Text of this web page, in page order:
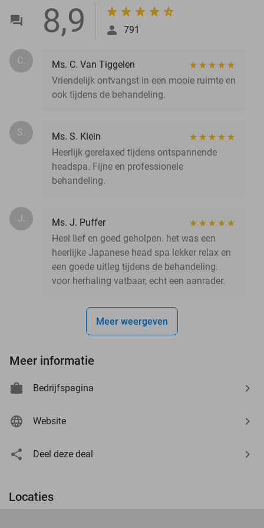
8,9 791
C.
Ms. C. Van Tiggelen
Vriendelijk ontvangst in een mooie ruimte en
ook tijdens de behandeling.
S.
Ms. S. Klein
Heerlijk gerelaxed tijdens ontspannende
headspa. Fijne en professionele
behandeling.
J.
Ms. J. Puffer
Heel lief en goed geholpen. het was een
heerlijke Japanese head spa lekker relax en
een goede uitleg tijdens de behandeling.
voor herhaling vatbaar, echt een aanrader.
Meer weergeven
Meer informatie
Bedrijfspagina
Website
Deel deze deal
Locaties